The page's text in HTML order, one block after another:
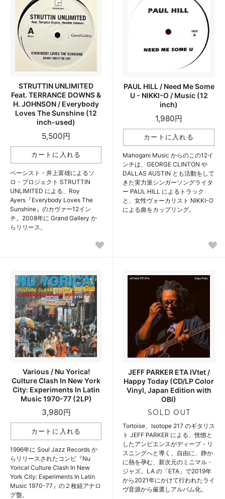
STRUTTIN UNLIMITED
Feat. TERRANCE DOWNS &
H. JOHNSON / Everybody
Loves The Sunshine (12
inch-used)
5,500円
ベーシスト・井上富雄によるソ
ロ・プロジェクト STRUTTIN
UNLIMITED による、Roy
Ayers『Everybody Loves The
Sunshine』のカヴァー12イン
チ。2008年に Grand Gallery か
らリリース。
PAUL HILL / Need Me Some
U - NIKKI-O / Music (12
inch)
1,980円
Mahogani Music からのこの12イ
ンチは、GEORGE CLINTON や
DALLAS AUSTIN とも活動をして
きた実力派シンガーソングライタ
ー PAUL HILL によるトラック
と、女性ヴォーカリスト NIKKI-O
による曲をカップリング。
Various / Nu Yorica!
Culture Clash In New York
City: Experiments In Latin
Music 1970-77 (2LP)
3,980円
1996年に Soul Jazz Records か
らリリースされたコンピ『Nu
Yorica! Culture Clash In New
York City: Experiments In Latin
Music 1970-77』の２枚組アナロ
グ盤。
JEFF PARKER ETA IVtet /
Happy Today (CD/LP Color
Vinyl, Japan Edition with
OBI)
SOLD OUT
Tortoise、Isotope 217 のギタリス
ト JEFF PARKER による、恍惚と
したアンビエンスがディープ・リ
スニングへと導く、自由に、静か
に熱を孕む、新次元のミニマル・
ジャズ。LA の「ETA」で2019年
から2021年にかけて行われたライ
ヴ音源から厳選しアルバム化。